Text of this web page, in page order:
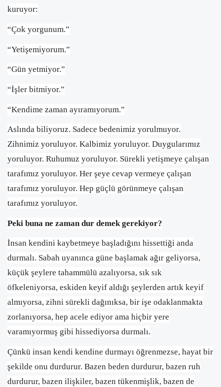
kuruyor:
“Çok yorgunum.”
“Yetişemiyorum.”
“Gün yetmiyor.”
“İşler bitmiyor.”
“Kendime zaman ayıramıyorum.”
Aslında biliyoruz. Sadece bedenimiz yorulmuyor.
Zihnimiz yoruluyor. Kalbimiz yoruluyor. Duygularımız
yoruluyor. Ruhumuz yoruluyor. Sürekli yetişmeye çalışan
tarafımız yoruluyor. Her şeye cevap vermeye çalışan
tarafımız yoruluyor. Hep güçlü görünmeye çalışan
tarafımız yoruluyor.
Peki buna ne zaman dur demek gerekiyor?
İnsan kendini kaybetmeye başladığını hissettiği anda
durmalı. Sabah uyanınca güne başlamak ağır geliyorsa,
küçük şeylere tahammülü azalıyorsa, sık sık
öfkeleniyorsa, eskiden keyif aldığı şeylerden artık keyif
almıyorsa, zihni sürekli dağınıksa, bir işe odaklanmakta
zorlanıyorsa, hep acele ediyor ama hiçbir yere
varamıyormuş gibi hissediyorsa durmalı.
Çünkü insan kendi kendine durmayı öğrenmezse, hayat bir
şekilde onu durdurur. Bazen beden durdurur, bazen ruh
durdurur, bazen ilişkiler, bazen tükenmişlik, bazen de